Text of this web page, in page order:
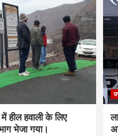
हील हवाली के लिए
भेजा गया।